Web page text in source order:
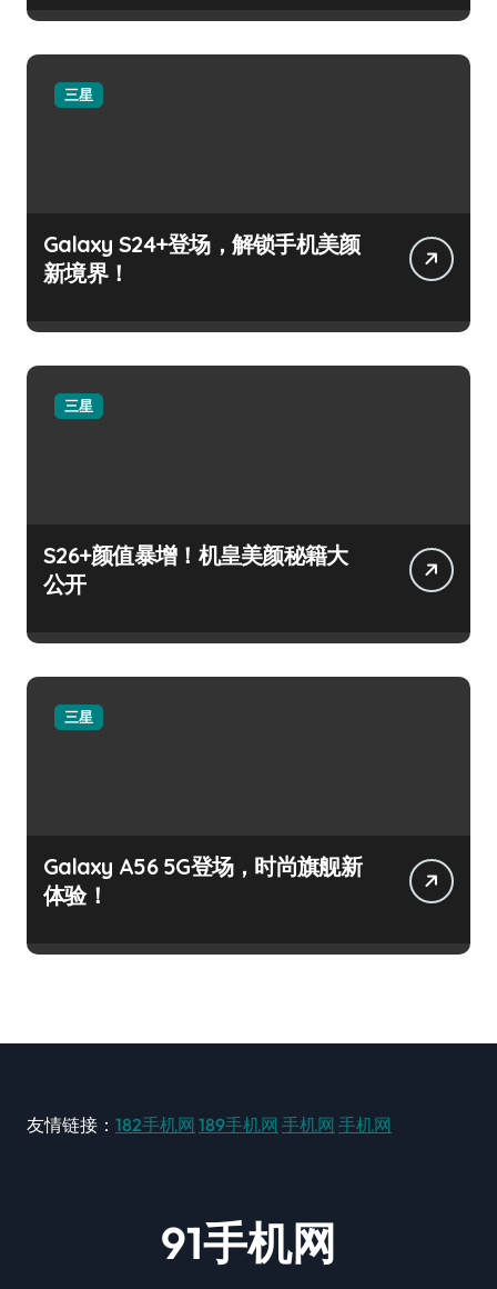
三星
Galaxy S24+登场，解锁手机美颜
新境界！
三星
S26+颜值暴增！机皇美颜秘籍大
公开
三星
Galaxy A56 5G登场，时尚旗舰新
体验！
友情链接： 182手机网 189手机网 手机网 手机网
91手机网